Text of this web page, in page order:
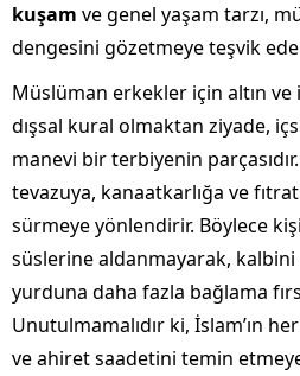
kuşam ve genel yaşam tarzı,
dengesini gözetmeye teşvik
Müslüman erkekler için altın ve
dışsal kural olmaktan ziyade,
manevi bir terbiyenin
tevazuya, kanaatkarlığa ve
sürmeye yönlendirir. Böylece
süslerine aldanmayarak, kalbini
yurduna daha fazla bağlama
Unutulmamalıdır ki, İslam’ın
ve ahiret saadetini temin